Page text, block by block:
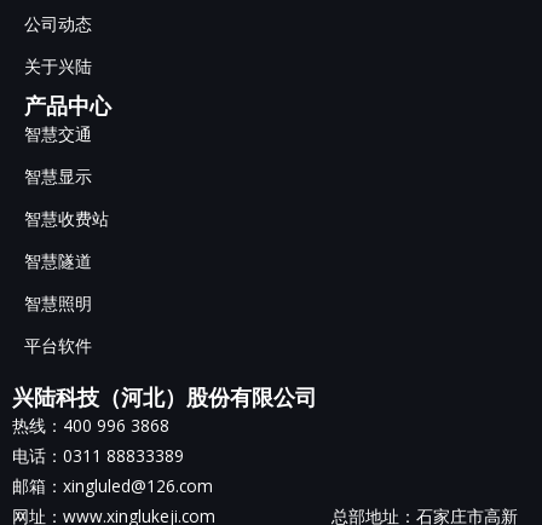
公司动态
关于兴陆
产品中心
智慧交通
智慧显示
智慧收费站
智慧隧道
智慧照明
平台软件
兴陆科技（河北）股份有限公司
热线：400 996 3868
电话：0311 88833389
邮箱：xingluled@126.com
网址：www.xinglukeji.com 总部地址： 石家庄市高新